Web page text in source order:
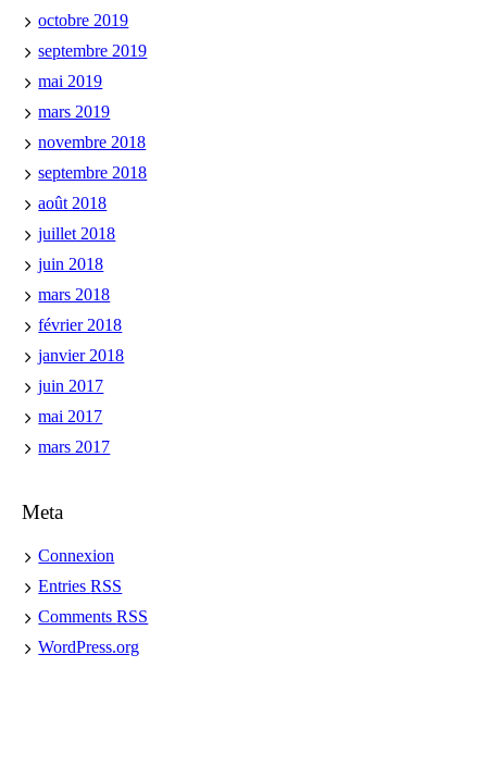
octobre 2019
septembre 2019
mai 2019
mars 2019
novembre 2018
septembre 2018
août 2018
juillet 2018
juin 2018
mars 2018
février 2018
janvier 2018
juin 2017
mai 2017
mars 2017
Meta
Connexion
EntriesRSS
CommentsRSS
WordPress.org